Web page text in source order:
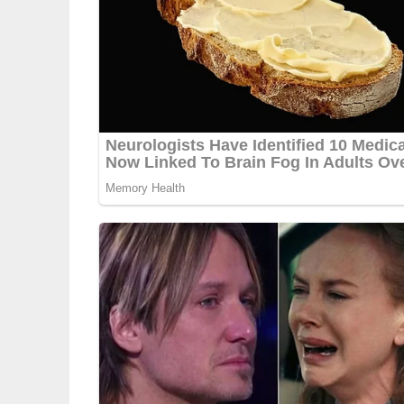
Deine Rezept-
5/5(2 Bewertungen)